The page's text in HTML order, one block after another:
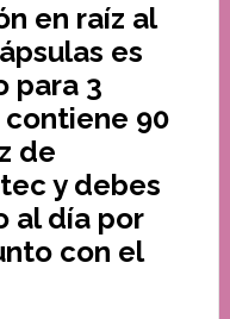
en raíz al
es
para 3
contiene 90
de
y debes
al día por
con el